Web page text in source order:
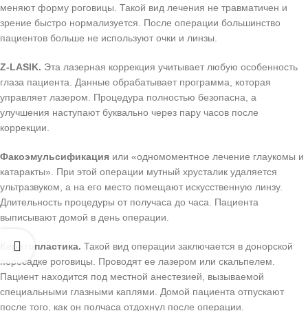
меняют форму роговицы. Такой вид лечения не травматичен и
зрение быстро нормализуется. После операции большинство
пациентов больше не используют очки и линзы.
Z-LASIK. Эта лазерная коррекция учитывает любую особенность
глаза пациента. Данные обрабатывает программа, которая
управляет лазером. Процедура полностью безопасна, а
улучшения наступают буквально через пару часов после
коррекции.
Факоэмульсификация или «одномоментное лечение глаукомы и
катаракты». При этой операции мутный хрусталик удаляется
ультразвуком, а на его место помещают искусственную линзу.
Длительность процедуры от получаса до часа. Пациента
выписывают домой в день операции.
Кератопластика. Такой вид операции заключается в донорской
пересадке роговицы. Проводят ее лазером или скальпелем.
Пациент находится под местной анестезией, вызываемой
специальными глазными каплями. Домой пациента отпускают
после того, как он полчаса отдохнул после операции.